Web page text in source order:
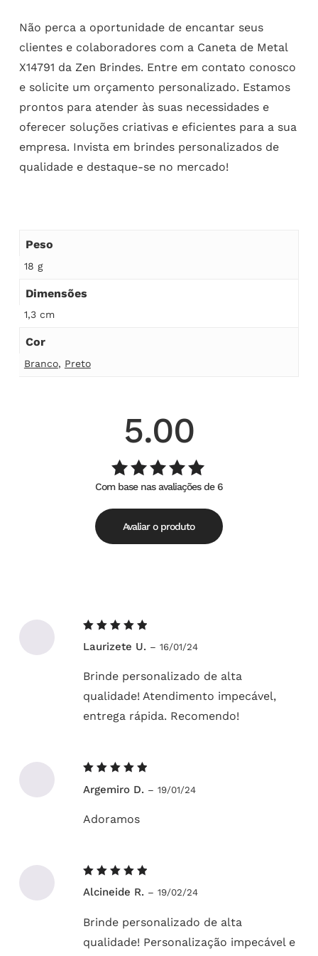
Não perca a oportunidade de encantar seus
clientes e colaboradores com a Caneta de Metal
X14791 da Zen Brindes. Entre em contato conosco
e solicite um orçamento personalizado. Estamos
prontos para atender às suas necessidades e
oferecer soluções criativas e eficientes para a sua
empresa. Invista em brindes personalizados de
qualidade e destaque-se no mercado!
Peso
18 g
Dimensões
1,3 cm
Cor
Branco, Preto
5.00
Avaliação
5.00de
5
Com base nas avaliações de 6
Avaliar o produto
5de 5
Laurizete U. – 16/01/24
Brinde personalizado de alta
qualidade! Atendimento impecável,
entrega rápida. Recomendo!
5de 5
Argemiro D. – 19/01/24
Adoramos
5de 5
Alcineide R. – 19/02/24
Brinde personalizado de alta
qualidade! Personalização impecável e